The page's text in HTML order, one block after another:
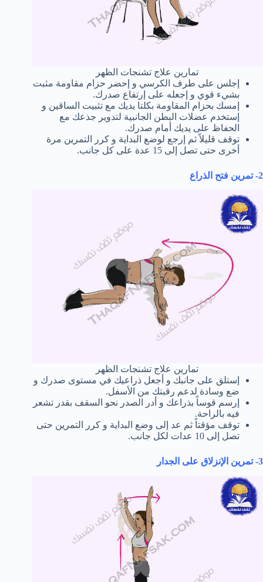
تمارين علاج تشنجات الظهر
إجلس على طرف الكرسي و إحضر حزام مقاومة مثبت
بشيء قوي و إجعله على إرتفاع صدرك.
إمسك بحزام المقاومة بكلتا يديك مع تثبيت الساقين و
إستخدم عضلات البطن الجانبية لتدوير جذعك مع
الحفاظ على يديك أمام صدرك.
توقف قليلاً ثم إرجع لوضع البداية و كرر التمرين مرة
أخرى حتى تصل إلى 15 عدة على كل جانب.
2- تمرين فتح الذراع
تمارين علاج تشنجات الظهر
إستلق على جانبك و أجعل ذراعيك في مستوى صدرك و
ضع وسادة لدعم رقبتك من الأسفل.
إرسم قوساً بذراعك و أدر الصدر نحو السقف بقدر تشعر
فيه بالراحة.
توقف مؤقتاً ثم عد إلى وضع البداية و كرر التمرين حتى
تصل إلى 10 عدات لكل جانب.
3- تمرين الإنزلاق على الجدار